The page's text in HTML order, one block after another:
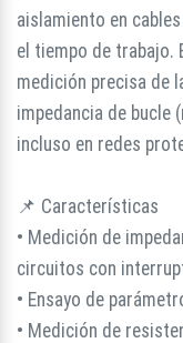
aislamiento en
el tiempo de trabajo.
medición precisa de
impedancia de bucle
incluso en redes
📌 Características
• Medición de
circuitos con
• Ensayo de
• Medición de